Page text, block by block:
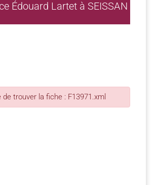
Édouard Lartet à SEISSAN
de trouver la fiche : F13971.xml